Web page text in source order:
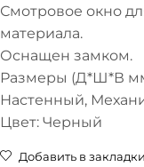
Смотровое окно
материала.
Оснащен замком.
Размеры (Д*Ш*В
Настенный,
Цвет: Черный
Добавить в закладки